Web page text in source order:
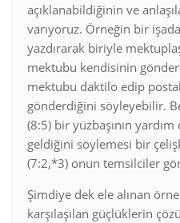
açıklanabildiğinin ve
varıyoruz. Örneğin bir
yazdırarak biriyle
mektubu kendisinin
mektubu daktilo edip
gönderdiğini söyleyebilir.
(8:5) bir yüzbaşının
geldiğini söylemesi bir
(7:2,*3) onun temsilciler
Şimdiye dek ele alınan
karşılaşılan güçlüklerin